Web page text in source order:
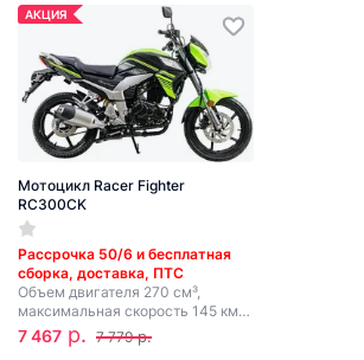
АКЦИЯ
Мотоцикл Racer Fighter
RC300CK
Рассрочка 50/6 и бесплатная
сборка, доставка, ПТС
Объем двигателя 270 см³,
максимальная скорость 145 км/
ч,
мощность 19,7 л.с., 5 передач,
7 467 р. 7 779 р.